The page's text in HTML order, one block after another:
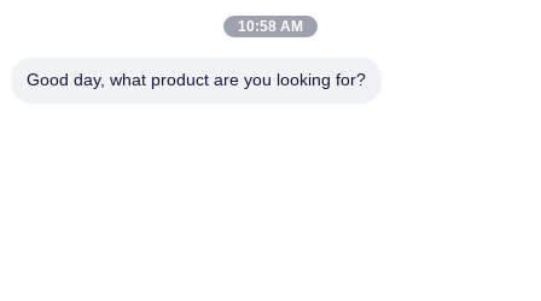
Νάυλον τέμνον κρεβάτι Jhx λέιζερ μηχανών κοπτών λέιζερ
10:58 AM
Good day, what product are you looking for?